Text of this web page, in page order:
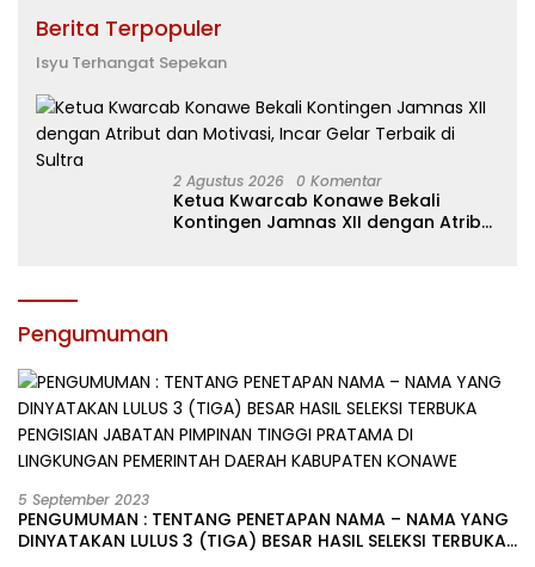
Berita Terpopuler
Isyu Terhangat Sepekan
2 Agustus 2026 0 Komentar
Ketua Kwarcab Konawe Bekali
Kontingen Jamnas XII dengan Atribut
Pengumuman
5 September 2023
PENGUMUMAN : TENTANG PENETAPAN NAMA – NAMA YANG
DINYATAKAN LULUS 3 (TIGA) BESAR HASIL SELEKSI TERBUKA